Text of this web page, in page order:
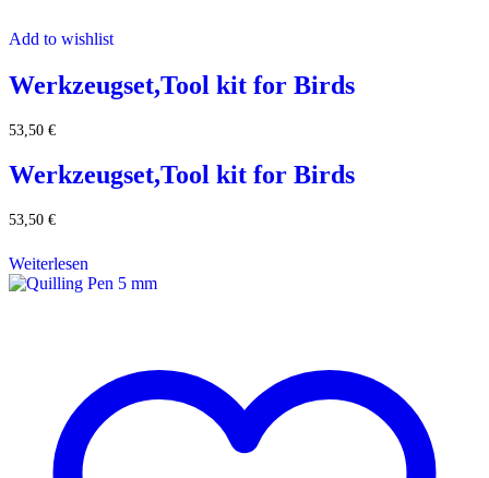
Add to wishlist
Werkzeugset,Tool kit for Birds
53,50 €
Werkzeugset,Tool kit for Birds
53,50 €
Weiterlesen